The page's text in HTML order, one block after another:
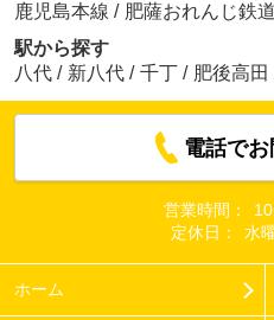
鹿児島本線 / 肥薩おれんじ鉄道
駅から探す
八代 / 新八代 / 千丁 / 肥後高田
電話で
営業時間：
定休日：
水
ホーム